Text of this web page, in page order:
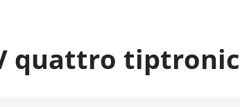
quattro tiptronic